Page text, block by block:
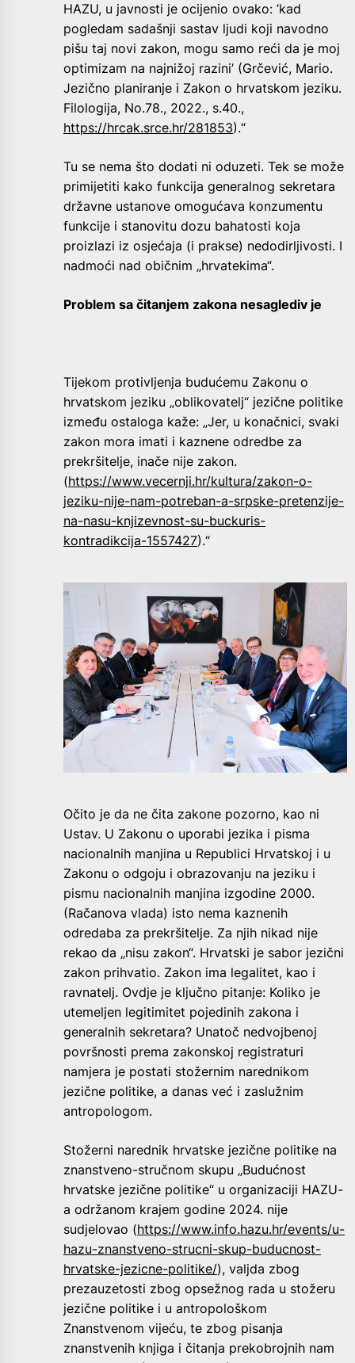
HAZU, u javnosti je ocijenio ovako: ’kad
pogledam sadašnji sastav ljudi koji navodno
pišu taj novi zakon, mogu samo reći da je moj
optimizam na najnižoj razini’ (Grčević, Mario.
Jezično planiranje i Zakon o hrvatskom jeziku.
Filologija, No.78., 2022., s.40.,
https://hrcak.srce.hr/281853).“
Tu se nema što dodati ni oduzeti. Tek se može
primijetiti kako funkcija generalnog sekretara
državne ustanove omogućava konzumentu
funkcije i stanovitu dozu bahatosti koja
proizlazi iz osjećaja (i prakse) nedodirljivosti. I
nadmoći nad običnim „hrvatekima“.
Problem sa čitanjem zakona nesaglediv je
Tijekom protivljenja budućemu Zakonu o
hrvatskom jeziku „oblikovatelj“ jezične politike
između ostaloga kaže: „Jer, u konačnici, svaki
zakon mora imati i kaznene odredbe za
prekršitelje, inače nije zakon.
(https://www.vecernji.hr/kultura/zakon-o-
jeziku-nije-nam-potreban-a-srpske-pretenzije-
na-nasu-knjizevnost-su-buckuris-
kontradikcija-1557427).“
Očito je da ne čita zakone pozorno, kao ni
Ustav. U Zakonu o uporabi jezika i pisma
nacionalnih manjina u Republici Hrvatskoj i u
Zakonu o odgoju i obrazovanju na jeziku i
pismu nacionalnih manjina izgodine 2000.
(Račanova vlada) isto nema kaznenih
odredaba za prekršitelje. Za njih nikad nije
rekao da „nisu zakon“. Hrvatski je sabor jezični
zakon prihvatio. Zakon ima legalitet, kao i
ravnatelj. Ovdje je ključno pitanje: Koliko je
utemeljen legitimitet pojedinih zakona i
generalnih sekretara? Unatoč nedvojbenoj
površnosti prema zakonskoj registraturi
namjera je postati stožernim narednikom
jezične politike, a danas već i zaslužnim
antropologom.
Stožerni narednik hrvatske jezične politike na
znanstveno-stručnom skupu „Budućnost
hrvatske jezične politike“ u organizaciji HAZU-
a održanom krajem godine 2024. nije
sudjelovao (https://www.info.hazu.hr/events/u-
hazu-znanstveno-strucni-skup-buducnost-
hrvatske-jezicne-politike/), valjda zbog
prezauzetosti zbog opsežnog rada u stožeru
jezične politike i u antropološkom
Znanstvenom vijeću, te zbog pisanja
znanstvenih knjiga i čitanja prekobrojnih nam